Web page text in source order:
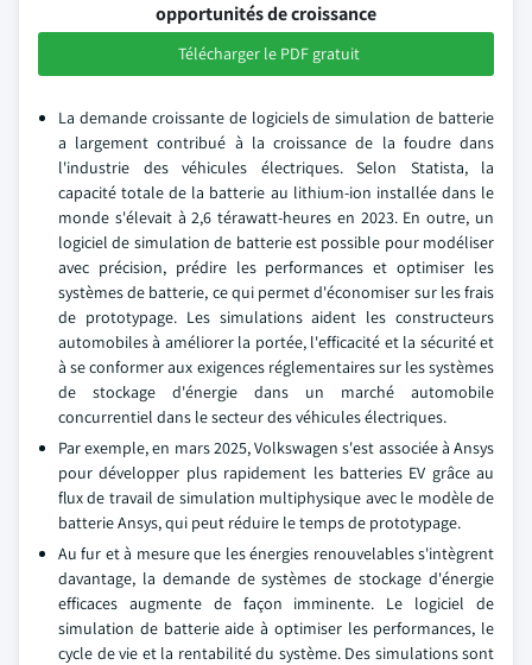
opportunités de croissance
Télécharger le PDF gratuit
La demande croissante de logiciels de simulation de batterie
a largement contribué à la croissance de la foudre dans
l'industrie des véhicules électriques. Selon Statista, la
capacité totale de la batterie au lithium-ion installée dans le
monde s'élevait à 2,6 térawatt-heures en 2023. En outre, un
logiciel de simulation de batterie est possible pour modéliser
avec précision, prédire les performances et optimiser les
systèmes de batterie, ce qui permet d'économiser sur les frais
de prototypage. Les simulations aident les constructeurs
automobiles à améliorer la portée, l'efficacité et la sécurité et
à se conformer aux exigences réglementaires sur les systèmes
de stockage d'énergie dans un marché automobile
concurrentiel dans le secteur des véhicules électriques.
Par exemple, en mars 2025, Volkswagen s'est associée à Ansys
pour développer plus rapidement les batteries EV grâce au
flux de travail de simulation multiphysique avec le modèle de
batterie Ansys, qui peut réduire le temps de prototypage.
Au fur et à mesure que les énergies renouvelables s'intègrent
davantage, la demande de systèmes de stockage d'énergie
efficaces augmente de façon imminente. Le logiciel de
simulation de batterie aide à optimiser les performances, le
cycle de vie et la rentabilité du système. Des simulations sont